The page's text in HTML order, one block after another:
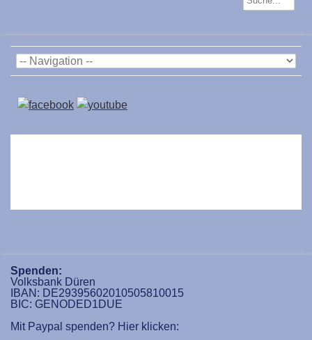
Spenden:
Volksbank Düren
IBAN: DE29395602010505810015
BIC: GENODED1DUE
Mit Paypal spenden? Hier klicken: